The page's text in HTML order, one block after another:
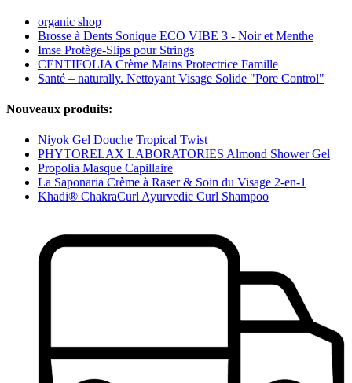
organic shop
Brosse à Dents Sonique ECO VIBE 3 - Noir et Menthe
Imse Protège-Slips pour Strings
CENTIFOLIA Crème Mains Protectrice Famille
Santé – naturally. Nettoyant Visage Solide "Pore Control"
Nouveaux produits:
Niyok Gel Douche Tropical Twist
PHYTORELAX LABORATORIES Almond Shower Gel
Propolia Masque Capillaire
La Saponaria Crème à Raser & Soin du Visage 2-en-1
Khadi® ChakraCurl Ayurvedic Curl Shampoo